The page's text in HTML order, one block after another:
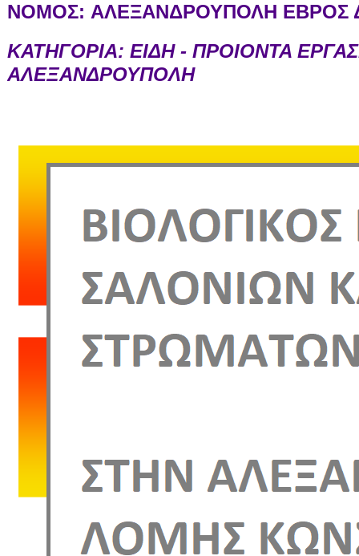
ΝΟΜΟΣ: ΑΛΕΞΑΝΔΡΟΥΠΟΛΗ ΕΒΡΟΣ
ΚΑΤΗΓΟΡΙΑ: ΕΙΔΗ - ΠΡΟΙΟΝΤΑ
ΑΛΕΞΑΝΔΡΟΥΠΟΛΗ